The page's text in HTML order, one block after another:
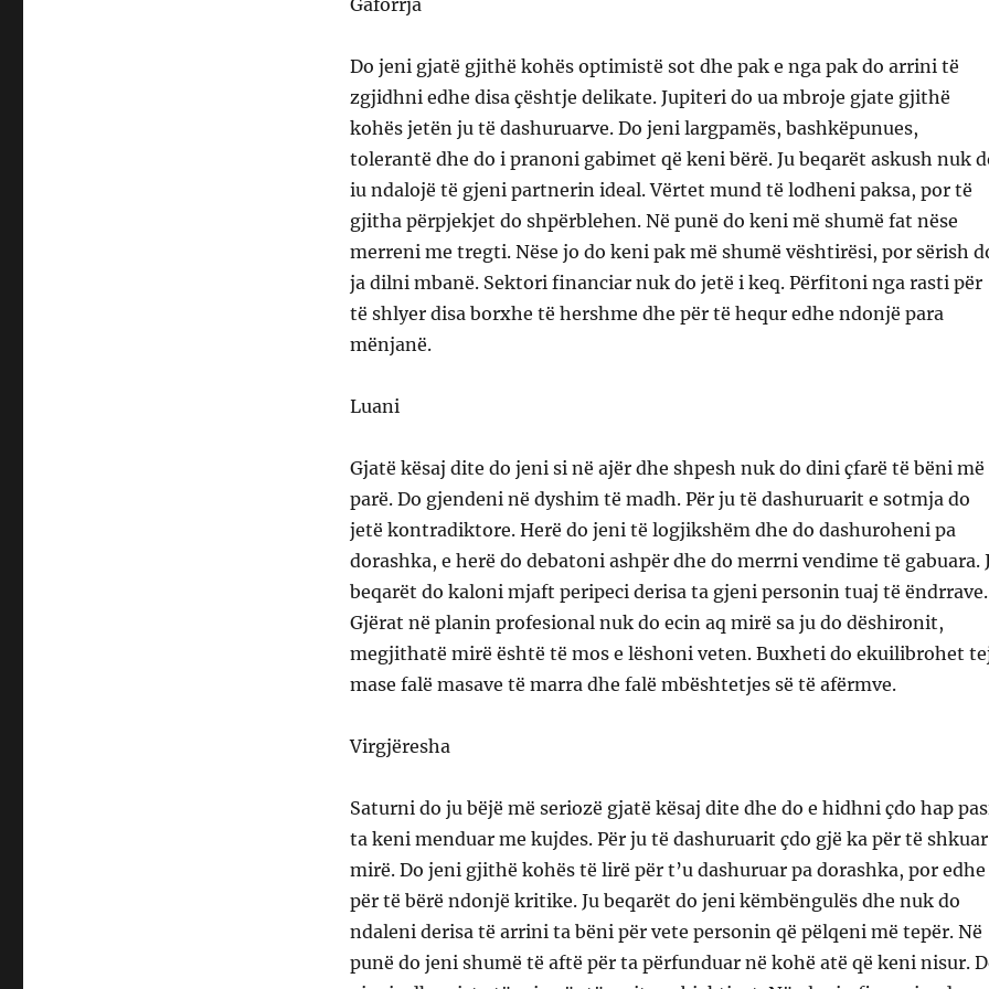
Gaforrja
Do jeni gjatë gjithë kohës optimistë sot dhe pak e nga pak do arrini të
zgjidhni edhe disa çështje delikate. Jupiteri do ua mbroje gjate gjithë
kohës jetën ju të dashuruarve. Do jeni largpamës, bashkëpunues,
tolerantë dhe do i pranoni gabimet që keni bërë. Ju beqarët askush nuk
iu ndalojë të gjeni partnerin ideal. Vërtet mund të lodheni paksa, por të
gjitha përpjekjet do shpërblehen. Në punë do keni më shumë fat nëse
merreni me tregti. Nëse jo do keni pak më shumë vështirësi, por sërish
ja dilni mbanë. Sektori financiar nuk do jetë i keq. Përfitoni nga rasti për
të shlyer disa borxhe të hershme dhe për të hequr edhe ndonjë para
mënjanë.
Luani
Gjatë kësaj dite do jeni si në ajër dhe shpesh nuk do dini çfarë të bëni më
parë. Do gjendeni në dyshim të madh. Për ju të dashuruarit e sotmja do
jetë kontradiktore. Herë do jeni të logjikshëm dhe do dashuroheni pa
dorashka, e herë do debatoni ashpër dhe do merrni vendime të gabuara.
beqarët do kaloni mjaft peripeci derisa ta gjeni personin tuaj të ëndrrave.
Gjërat në planin profesional nuk do ecin aq mirë sa ju do dëshironit,
megjithatë mirë është të mos e lëshoni veten. Buxheti do ekuilibrohet
mase falë masave të marra dhe falë mbështetjes së të afërmve.
Virgjëresha
Saturni do ju bëjë më seriozë gjatë kësaj dite dhe do e hidhni çdo hap
ta keni menduar me kujdes. Për ju të dashuruarit çdo gjë ka për të shkuar
mirë. Do jeni gjithë kohës të lirë për t’u dashuruar pa dorashka, por edhe
për të bërë ndonjë kritike. Ju beqarët do jeni këmbëngulës dhe nuk do
ndaleni derisa të arrini ta bëni për vete personin që pëlqeni më tepër. Në
punë do jeni shumë të aftë për ta përfunduar në kohë atë që keni nisur.